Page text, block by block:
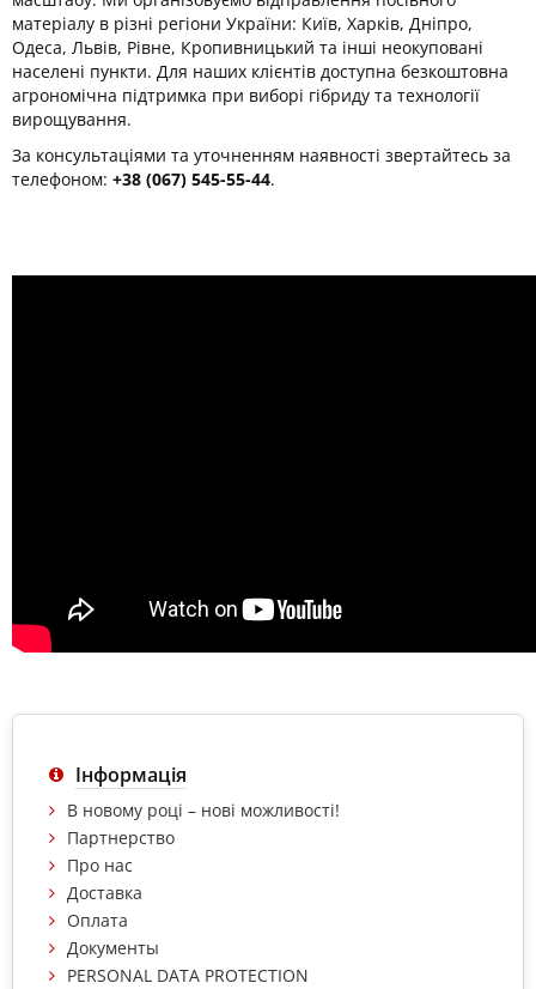
матеріалу в різні регіони України: Київ, Харків, Дніпро,
Одеса, Львів, Рівне, Кропивницький та інші неокуповані
населені пункти. Для наших клієнтів доступна безкоштовна
агрономічна підтримка при виборі гібриду та технології
вирощування.
За консультаціями та уточненням наявності звертайтесь за
телефоном: +38 (067) 545-55-44.
Інформація
В новому році – нові можливості!
Партнерство
Про нас
Доставка
Оплата
Документы
PERSONAL DATA PROTECTION